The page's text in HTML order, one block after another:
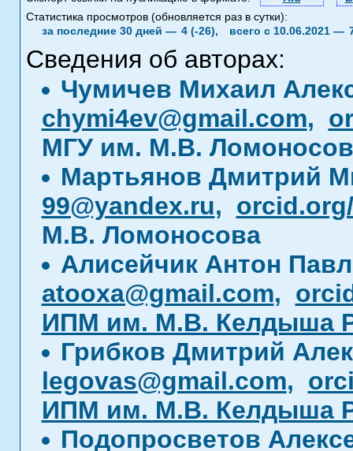
Статистика просмотров (обновляется раз в сутки):
за последние 30 дней — 4 (-26), всего с 10.06.2021 —
Сведения об авторах:
Чумичев Михаил
chymi4ev@gmail.com,
МГУ им. М.В.
Мартьянов Дмитрий
99@yandex.ru,
М.В. Ломоносова
Алисейчик Антон
atooxa@gmail.com,
ИПМ им. М.В. Келдыша
Грибков Дмитрий
legovas@gmail.com,
ИПМ им. М.В. Келдыша
Подопросветов